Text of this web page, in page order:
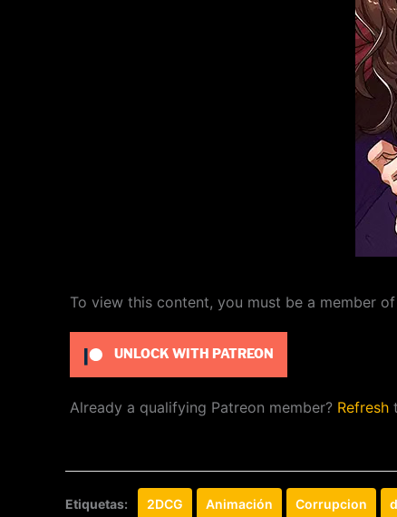
To view this content, you must be a member of
UNLOCK WITH PATREON
Already a qualifying Patreon member? Refresh
Etiquetas: 2DCG Animación Corrupcion